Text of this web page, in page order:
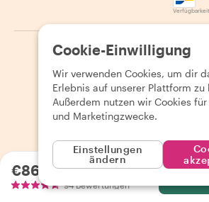
€86.03pro Person
94 Bewertungen
2026 Withlocals.com |
Seitenübersicht
Cookie-Einwilligung
Wir verwenden Cookies, um dir
Erlebnis auf unserer Plattform zu
Außerdem nutzen wir Cookies für
und Marketingzwecke.
Einstellungen
ändern